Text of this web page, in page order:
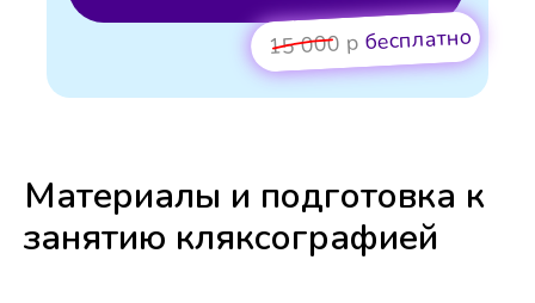
15 000 р бесплатно
Материалы и подготовка к
занятию кляксографией